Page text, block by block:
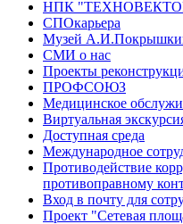
НПК
СПОкарьера
Музей
СМИ о нас
Проекты
ПРОФСОЮЗ
Медицинское
Виртуальная
Доступная среда
Международное
Противодействие
противоправному
Вход в почту для
Проект "Сетевая